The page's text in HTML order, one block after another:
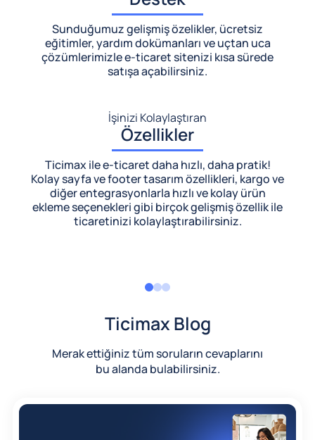
Sunduğumuz gelişmiş özelikler, ücretsiz
eğitimler, yardım dokümanları ve uçtan uca
çözümlerimizlee-ticaret sitenizi kısa sürede
satışa açabilirsiniz.
İşinizi Kolaylaştıran
Özellikler
Ticimax ile e-ticaret daha hızlı, daha pratik!
Kolay sayfa ve footer tasarım özellikleri, kargo ve
diğer entegrasyonlarla hızlı ve kolay ürün
ekleme seçenekleri gibi birçok gelişmiş özellik ile
ticaretinizi kolaylaştırabilirsiniz.
Ticimax Blog
Merak ettiğiniz tüm soruların cevaplarını
bu alanda bulabilirsiniz.